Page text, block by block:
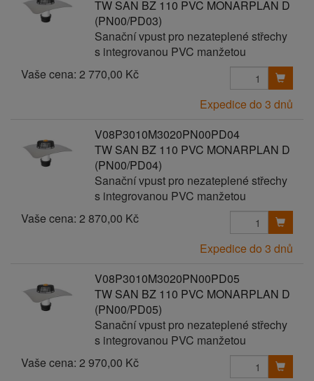
TW SAN BZ 110 PVC MONARPLAN D
(PN00/PD03)
Sanační vpust pro nezateplené střechy
s integrovanou PVC manžetou
Vaše cena: 2 770,00 Kč
Expedice do 3 dnů
V08P3010M3020PN00PD04
TW SAN BZ 110 PVC MONARPLAN D
(PN00/PD04)
Sanační vpust pro nezateplené střechy
s integrovanou PVC manžetou
Vaše cena: 2 870,00 Kč
Expedice do 3 dnů
V08P3010M3020PN00PD05
TW SAN BZ 110 PVC MONARPLAN D
(PN00/PD05)
Sanační vpust pro nezateplené střechy
s integrovanou PVC manžetou
Vaše cena: 2 970,00 Kč